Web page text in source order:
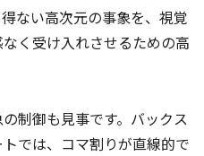
ない高次元の事象を、視覚
く受け入れさせるための高
制御も見事です。バックス
では、コマ割りが直線的で